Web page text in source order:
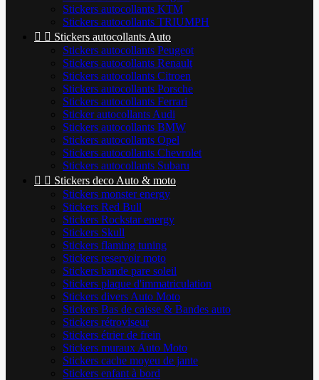
Stickers autocollants KTM
Stickers autocollants TRIUMPH
  Stickers autocollants Auto
Stickers autocollants Peugeot
Stickers autocollants Renault
Stickers autocollants Citroen
Stickers autocollants Porsche
Stickers autocollants Ferrari
Sticker autocollants Audi
Stickers autocollants BMW
Stickers autocollants Opel
Stickers autocollants Chevrolet
Stickers autocollants Subaru
  Stickers deco Auto & moto
Stickers monster energy
Stickers Red Bull
Stickers Rockstar energy
Stickers Skull
Stickers flaming tuning
Stickers reservoir moto
Stickers bande pare soleil
Stickers plaque d'immatriculation
Stickers divers Auto Moto
Stickers Bas de caisse & Bandes auto
Stickers rétroviseur
Stickers étrier de frein
Stickers muraux Auto Moto
Stickers cache moyeu de jante
Stickers enfant à bord